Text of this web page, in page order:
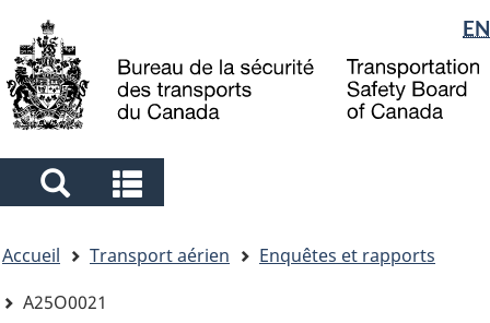
to
main
to
"About
government"
à
la
Sélection
de
la
langue
EN
Search
and
menus
and
menus
êtes
ici
Accueil Transport aérien
Enquêtes et rapports
A25O0021